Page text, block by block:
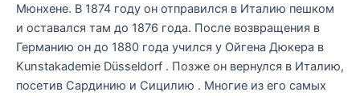
Мюнхене. В 1874 году он отправился в Италию пешком
и оставался там до 1876 года. После возвращения в
Германию он до 1880 года учился у Ойгена Дюкера в
Kunstakademie Düsseldorf . Позже он вернулся в Италию,
посетив Сардинию и Сицилию . Многие из его самых